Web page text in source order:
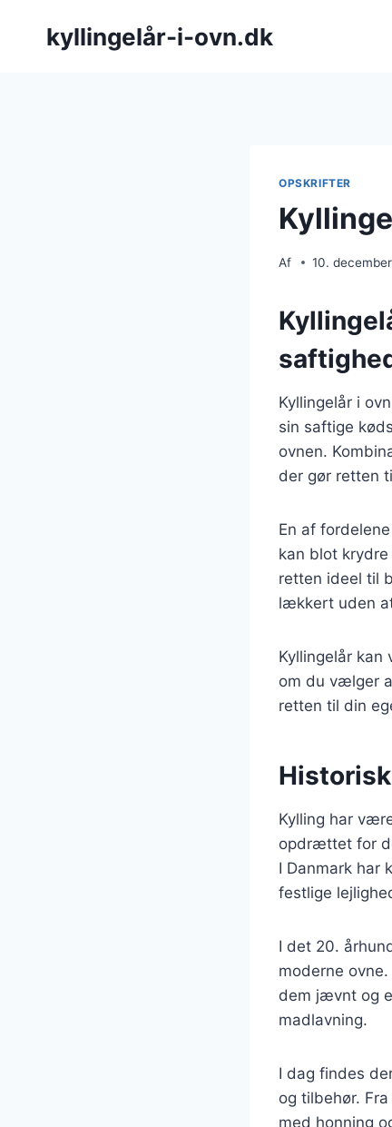
kyllingelår-i-ovn.dk
OPSKRIFTER
Af 10.
Kyllingelår i
sin saftige
ovnen.
der gør retten
En af
kan blot
retten ideel til
lækkert uden
Kyllingelår kan
om du vælger
retten til din
Kylling har
opdrættet for
I Danmark har
festlige
I det 20.
moderne
dem jævnt og
madlavning.
I dag findes
og tilbehør.
med honning